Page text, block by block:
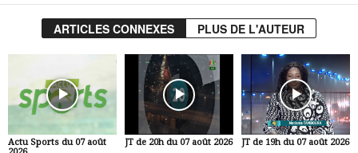
ARTICLES CONNEXES PLUS DE L'AUTEUR
Actu Sports du 07 août
JT de 20h du 07 août 2026 JT de 19h du 07 août 2026